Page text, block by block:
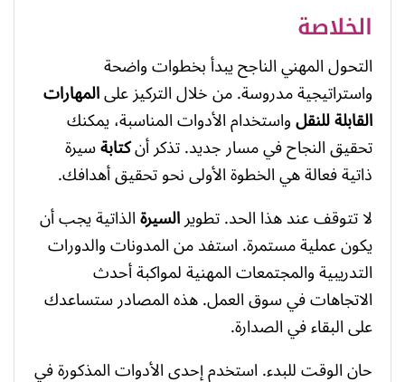
الخلاصة
التحول المهني الناجح يبدأ بخطوات واضحة
واستراتيجية مدروسة. من خلال التركيز علىالمهارات
القابلة للنقلواستخدام الأدوات المناسبة، يمكنك
تحقيق النجاح في مسار جديد. تذكر أنكتابةسيرة
ذاتية فعالة هي الخطوة الأولى نحو تحقيق أهدافك.
لا تتوقف عند هذا الحد. تطويرالسيرةالذاتية يجب أن
يكون عملية مستمرة. استفد من المدونات والدورات
التدريبية والمجتمعات المهنية لمواكبة أحدث
الاتجاهات في سوق العمل. هذه المصادر ستساعدك
على البقاء في الصدارة.
حان الوقت للبدء. استخدم إحدى الأدوات المذكورة في